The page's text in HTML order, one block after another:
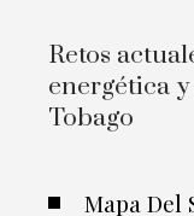
Retos
energética
Tobago
Mapa Del